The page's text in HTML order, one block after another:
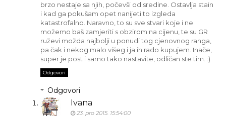
brzo nestaje sa njih, počevši od sredine. Ostavlja stain
i kad ga pokušam opet nanijeti to izgleda
katastrofalno. Naravno, to su sve stvari koje i ne
možemo baš zamjeriti s obzirom na cijenu, te su GR
ruževi možda najbolji u ponudi tog cjenovnog ranga,
pa čak i nekog malo višeg i ja ih rado kupujem. Inače,
super je post i samo tako nastavite, odličan ste tim. :)
Odgovori
Odgovori
Ivana
23. pro 2015. 15:54:00